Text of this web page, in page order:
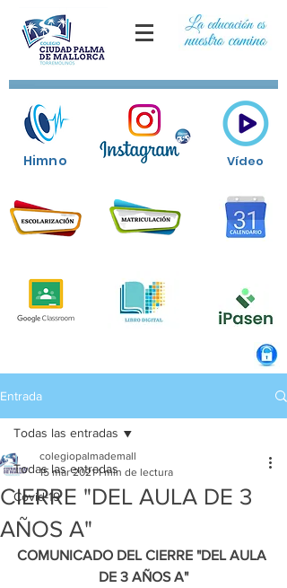
Himno Vídeo
Entrada
Todas las entradas
Covid-19
Todas las entradas
CIERRE "DEL AULA DE 3
AÑOS A"
colegiopalmademall
15 mar 2021 1 min de lectura
COMUNICADO DEL CIERRE "DEL AULA
DE 3 AÑOS A"